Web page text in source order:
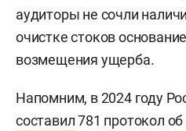
аудиторы не сочли
очистке стоков
возмещения ущерба.
Напомним, в 2024 году
составил781 протокол